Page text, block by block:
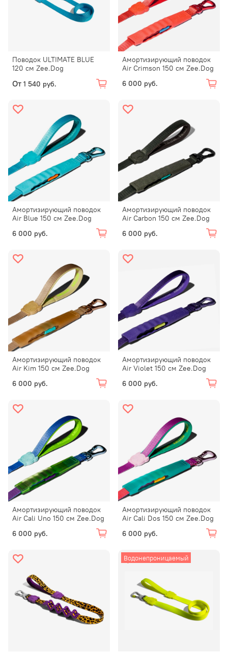
Поводок ULTIMATE BLUE
120 см Zee.Dog
От 1 540 руб.
Амортизирующий поводок
Air Crimson 150 см Zee.Dog
6 000 руб.
Амортизирующий поводок
Air Blue 150 см Zee.Dog
6 000 руб.
Амортизирующий поводок
Air Carbon 150 см Zee.Dog
6 000 руб.
Амортизирующий поводок
Air Kim 150 см Zee.Dog
6 000 руб.
Амортизирующий поводок
Air Violet 150 см Zee.Dog
6 000 руб.
Амортизирующий поводок
Air Cali Uno 150 см Zee.Dog
6 000 руб.
Амортизирующий поводок
Air Cali Dos 150 см Zee.Dog
6 000 руб.
Водонепроницаемый